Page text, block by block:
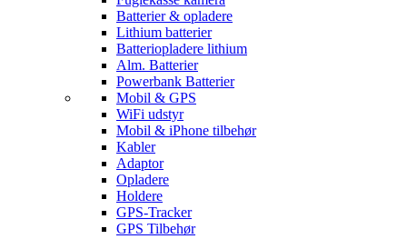
Batterier & opladere
Lithium batterier
Batteriopladere lithium
Alm. Batterier
Powerbank Batterier
Mobil & GPS
WiFi udstyr
Mobil & iPhone tilbehør
Kabler
Adaptor
Opladere
Holdere
GPS-Tracker
GPS Tilbehør